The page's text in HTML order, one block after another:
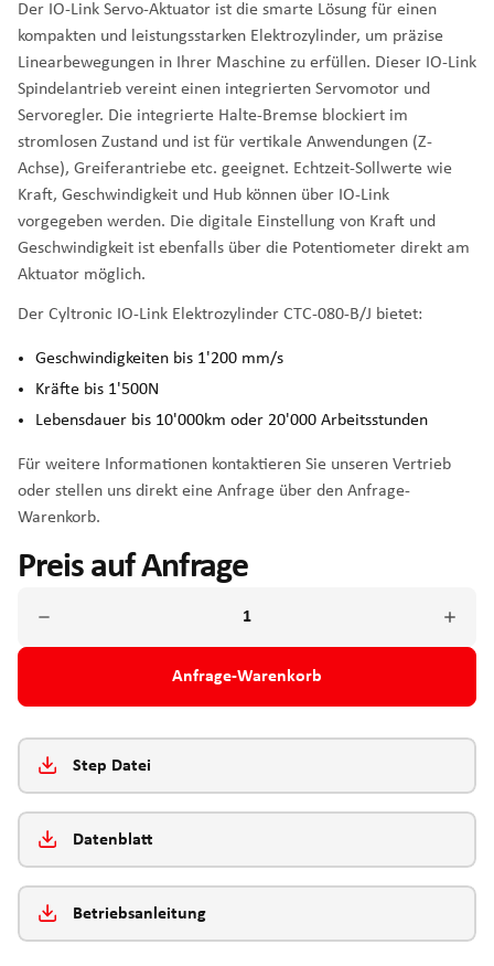
Der IO-Link Servo-Aktuator ist die smarte Lösung für einen
kompakten und leistungsstarken Elektrozylinder, um präzise
Linearbewegungen in Ihrer Maschine zu erfüllen. Dieser IO-Link
Spindelantrieb vereint einen integrierten Servomotor und
Servoregler. Die integrierte Halte-Bremse blockiert im
stromlosen Zustand und ist für vertikale Anwendungen (Z-
Achse), Greiferantriebe etc. geeignet. Echtzeit-Sollwerte wie
Kraft, Geschwindigkeit und Hub können über IO-Link
vorgegeben werden. Die digitale Einstellung von Kraft und
Geschwindigkeit ist ebenfalls über die Potentiometer direkt am
Aktuator möglich.
Der Cyltronic IO-Link Elektrozylinder CTC-080-B/J bietet:
Geschwindigkeiten bis 1'200 mm/s
Kräfte bis 1'500N
Lebensdauer bis 10'000km oder 20'000 Arbeitsstunden
Für weitere Informationen kontaktieren Sie unseren Vertrieb
oder stellen uns direkt eine Anfrage über den Anfrage-
Warenkorb.
Preis auf Anfrage
Anfrage-Warenkorb
Step Datei
Datenblatt
Betriebsanleitung